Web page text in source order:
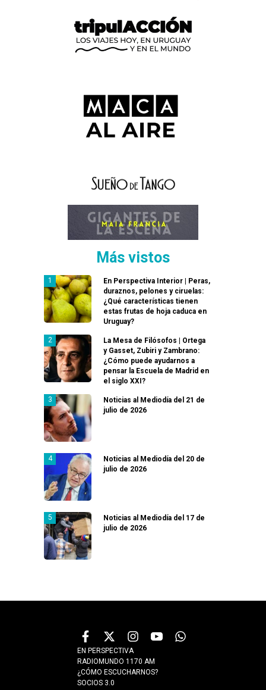
Más vistos
En Perspectiva Interior | Peras,
duraznos, pelones y ciruelas:
¿Qué características tienen
estas frutas de hoja caduca en
Uruguay?
La Mesa de Filósofos | Ortega
y Gasset, Zubiri y Zambrano:
¿Cómo puede ayudarnos a
pensar la Escuela de Madrid en
el siglo XXI?
Noticias al Mediodía del 21 de
julio de 2026
Noticias al Mediodía del 20 de
julio de 2026
Noticias al Mediodía del 17 de
julio de 2026
EN PERSPECTIVA
RADIOMUNDO 1170 AM
¿CÓMO ESCUCHARNOS?
SOCIOS 3.0